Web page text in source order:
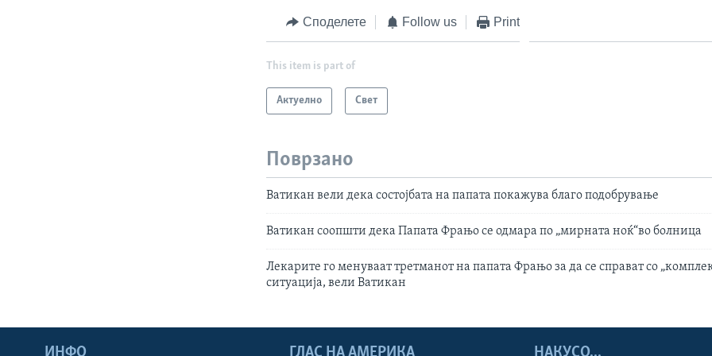
Споделете Follow us Print
This item is part of
Актуелно Свет
Поврзано
Ватикан вели дека состојбата на папата покажува благо подобрување
Ватикан соопшти дека Папата Фрањо се одмара по „мирната ноќ“во болница
Лекарите го менуваат третманот на папата Фрањо за да се справат со
ситуација, вели Ватикан
НАКУСО...
ИНФО ГЛАС НА АМЕРИКА